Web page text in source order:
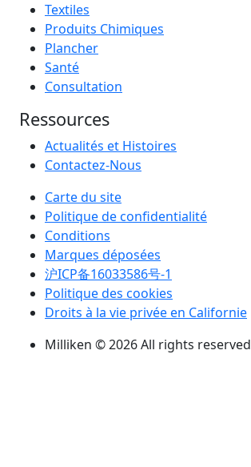
Textiles
Produits Chimiques
Plancher
Santé
Consultation
Ressources
Actualités et Histoires
Contactez-Nous
Carte du site
Politique de confidentialité
Conditions
Marques déposées
沪ICP备16033586号-1
Politique des cookies
Droits à la vie privée en Californie
Milliken © 2026 All rights reserved